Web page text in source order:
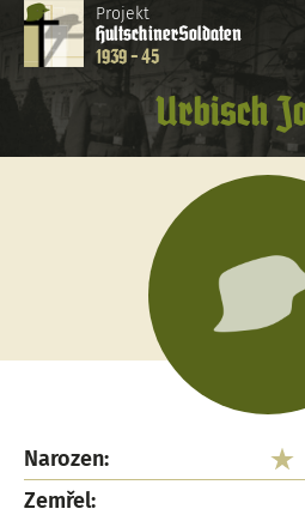
Projekt
HultschinerSoldaten
1939 - 45
Urbisch
Narozen:
Zemřel: